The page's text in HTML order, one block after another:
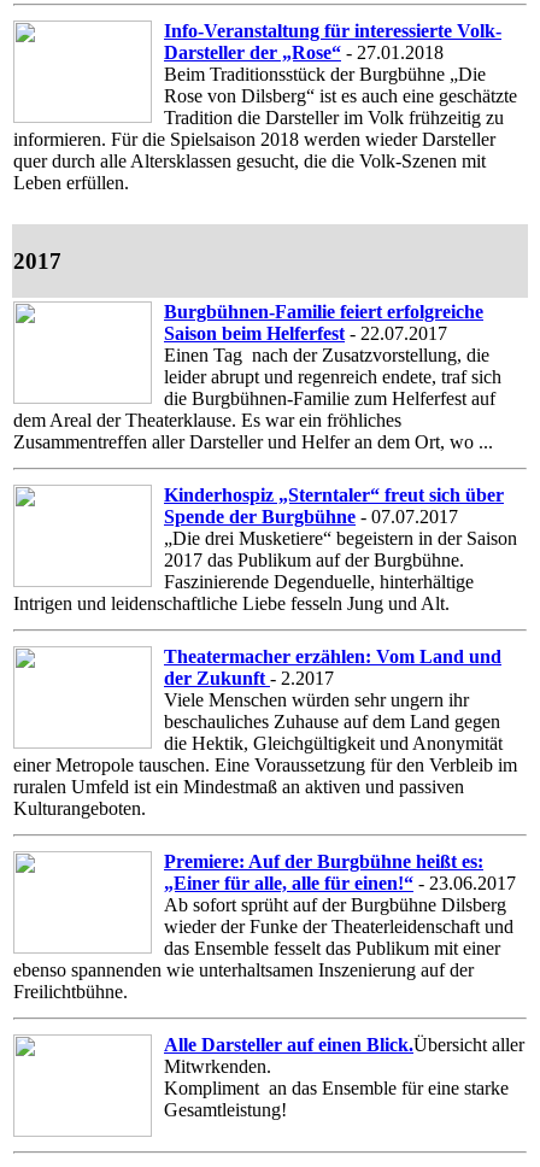
Info-Veranstaltung für interessierte Volk-
Darsteller der „Rose“ - 27.01.2018
Beim Traditionsstück der Burgbühne „Die
Rose von Dilsberg“ ist es auch eine geschätzte
Tradition die Darsteller im Volk frühzeitig zu
informieren. Für die Spielsaison 2018 werden wieder Darsteller
quer durch alle Altersklassen gesucht, die die Volk-Szenen mit
Leben erfüllen.
2017
Burgbühnen-Familie feiert erfolgreiche
Saison beim Helferfest - 22.07.2017
Einen Tag nach der Zusatzvorstellung, die
leider abrupt und regenreich endete, traf sich
die Burgbühnen-Familie zum Helferfest auf
dem Areal der Theaterklause. Es war ein fröhliches
Zusammentreffen aller Darsteller und Helfer an dem Ort, wo ...
Kinderhospiz „Sterntaler“ freut sich über
Spende der Burgbühne - 07.07.2017
„Die drei Musketiere“ begeistern in der Saison
2017 das Publikum auf der Burgbühne.
Faszinierende Degenduelle, hinterhältige
Intrigen und leidenschaftliche Liebe fesseln Jung und Alt.
Theatermacher erzählen: Vom Land und
der Zukunft - 2.2017
Viele Menschen würden sehr ungern ihr
beschauliches Zuhause auf dem Land gegen
die Hektik, Gleichgültigkeit und Anonymität
einer Metropole tauschen. Eine Voraussetzung für den Verbleib im
ruralen Umfeld ist ein Mindestmaß an aktiven und passiven
Kulturangeboten.
Premiere: Auf der Burgbühne heißt es:
„Einer für alle, alle für einen!“ - 23.06.2017
Ab sofort sprüht auf der Burgbühne Dilsberg
wieder der Funke der Theaterleidenschaft und
das Ensemble fesselt das Publikum mit einer
ebenso spannenden wie unterhaltsamen Inszenierung auf der
Freilichtbühne.
Alle Darsteller auf einen Blick.Übersicht aller
Mitwrkenden.
Kompliment an das Ensemble für eine starke
Gesamtleistung!